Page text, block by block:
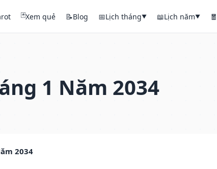
🃏Xem quẻ 📝Blog 📅Lịch tháng▼ 📖Lịch năm▼ 🧧
1 Năm 2034
2034